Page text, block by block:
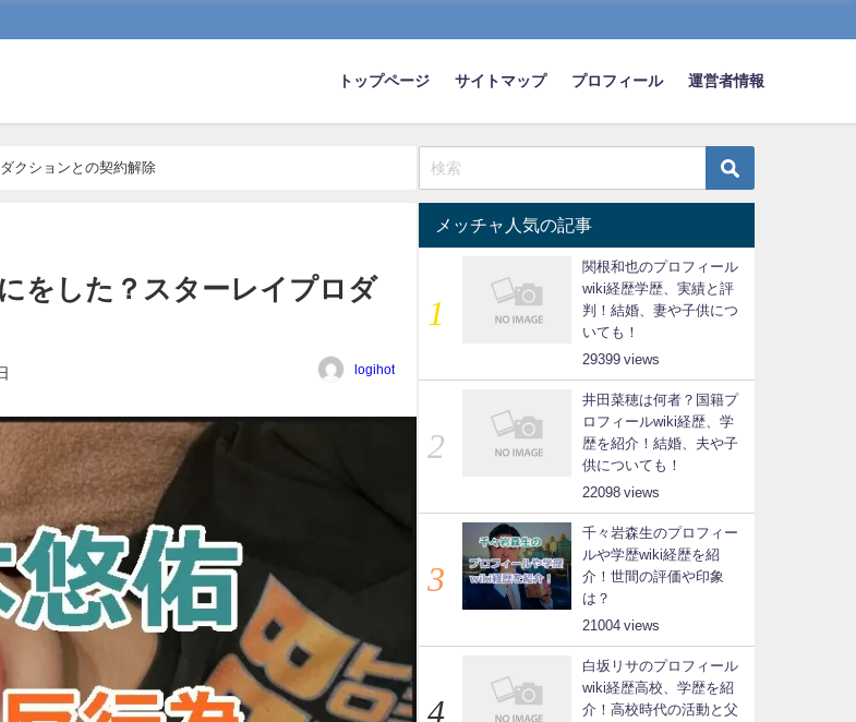
トップページ サイトマップ プロフィール 運営者情報
クションとの契約解除
をした？スターレイプロダ
logihot
メッチャ人気の記事
関根和也のプロフィール
wiki経歴学歴、実績と評
判！結婚、妻や子供につ
いても！
29399
井田菜穂は何者？国籍プ
ロフィールwiki経歴、学
歴を紹介！結婚、夫や子
供についても！
22098
千々岩森生のプロフィー
ルや学歴wiki経歴を紹
介！世間の評価や印象
は？
21004
白坂リサのプロフィール
wiki経歴高校、学歴を紹
介！高校時代の活動と父